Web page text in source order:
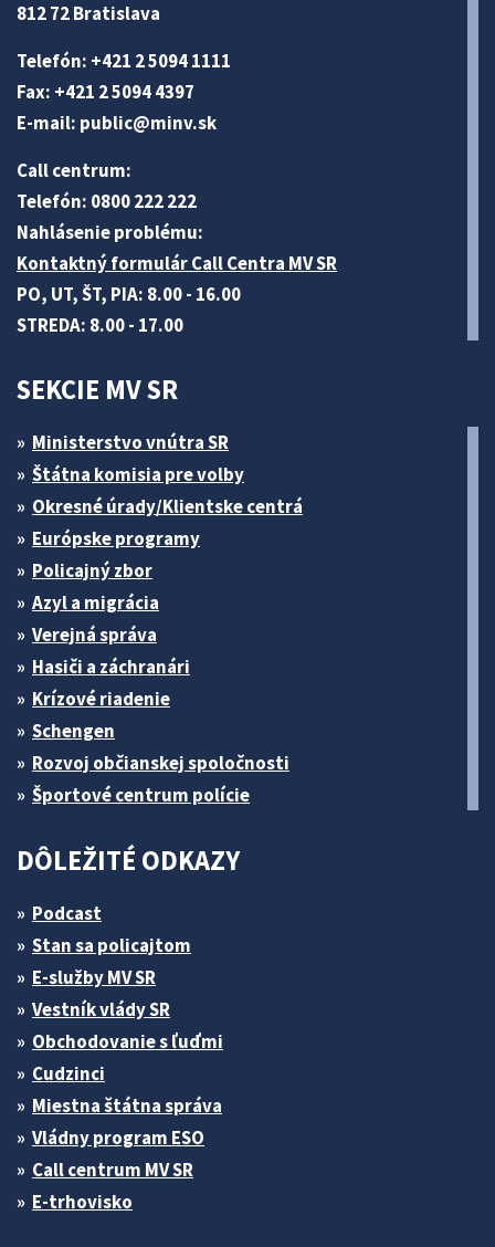
812 72 Bratislava
Telefón: +421 2 5094 1111
Fax: +421 2 5094 4397
E-mail: public@minv.sk
Call centrum:
Telefón: 0800 222 222
Nahlásenie problému:
Kontaktný formulár Call Centra MV SR
PO, UT, ŠT, PIA: 8.00 - 16.00
STREDA: 8.00 - 17.00
SEKCIE MV SR
Ministerstvo vnútra SR
Štátna komisia pre volby
Okresné úrady/Klientske centrá
Európske programy
Policajný zbor
Azyl a migrácia
Verejná správa
Hasiči a záchranári
Krízové riadenie
Schengen
Rozvoj občianskej spoločnosti
Športové centrum polície
DÔLEŽITÉ ODKAZY
Podcast
Stan sa policajtom
E-služby MV SR
Vestník vlády SR
Obchodovanie s ľuďmi
Cudzinci
Miestna štátna správa
Vládny program ESO
Call centrum MV SR
E-trhovisko